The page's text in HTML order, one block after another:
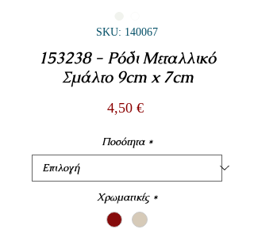
SKU: 140067
153238 - Ρόδι Μεταλλικό
Σμάλτο 9cm x 7cm
4,50 €Τιμή
Ποσότητα *
Χρωματικές *